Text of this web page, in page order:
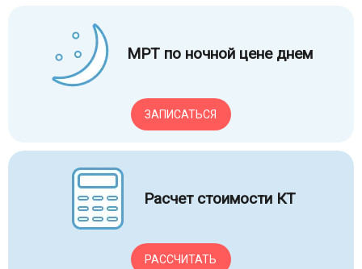
МРТ по ночной цене днем
ЗАПИСАТЬСЯ
Расчет стоимости КТ
РАССЧИТАТЬ